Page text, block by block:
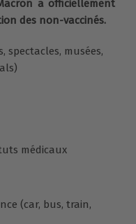
a officiellement
des non-vaccinés.
spectacles, musées,
médicaux
(car, bus, train,